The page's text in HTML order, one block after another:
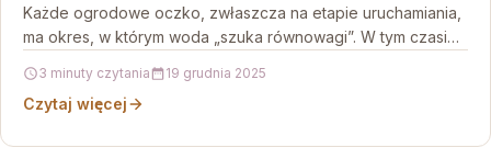
Każde ogrodowe oczko, zwłaszcza na etapie uruchamiania,
ma okres, w którym woda „szuka równowagi”. W tym czasie
3 minuty czytania 19 grudnia 2025
Czytaj więcej